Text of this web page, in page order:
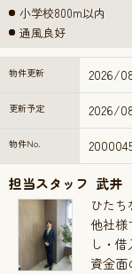
小学校800m以内
通風良好
物件更新 2026/
更新予定 2026/
物件No.
担当スタッフ 武井
ひた
他社様
し・
資金面